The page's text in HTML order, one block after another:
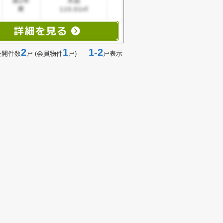
開件数2戸 (会員物件1戸) 1-2戸表示